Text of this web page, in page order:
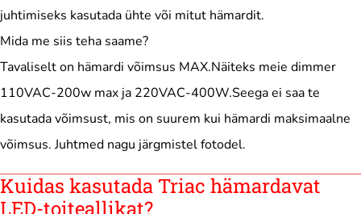
juhtimiseks kasutada ühte või mitut hämardit.
Mida me siis teha saame?
Tavaliselt on hämardi võimsus MAX.Näiteks meie dimmer
110VAC-200w max ja 220VAC-400W.Seega ei saa te
kasutada võimsust, mis on suurem kui hämardi maksimaalne
võimsus. Juhtmed nagu järgmistel fotodel.
Kuidas kasutada Triac hämardavat
LED-toiteallikat?